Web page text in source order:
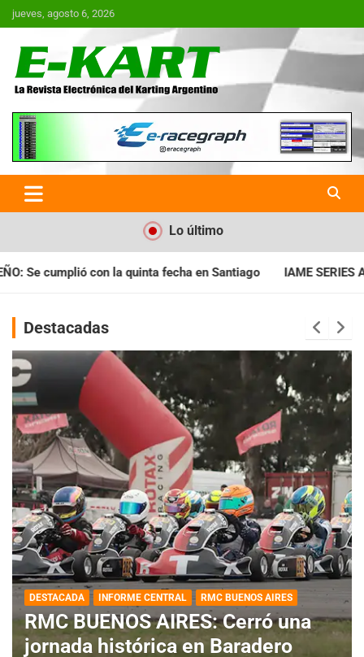
Saltar
al
jueves, agosto 6, 2026
E-Kart.com.ar | La Revista
Electrónica del Karting en
Argentina
Lo último
IAME SERIES ARGENTINA: Horarios para la fecha con
Destacadas
DESTACADA INFORME CENTRAL RMC BUENOS AIRES
RMC BUENOS AIRES: Cerró una
jornada histórica en Baradero